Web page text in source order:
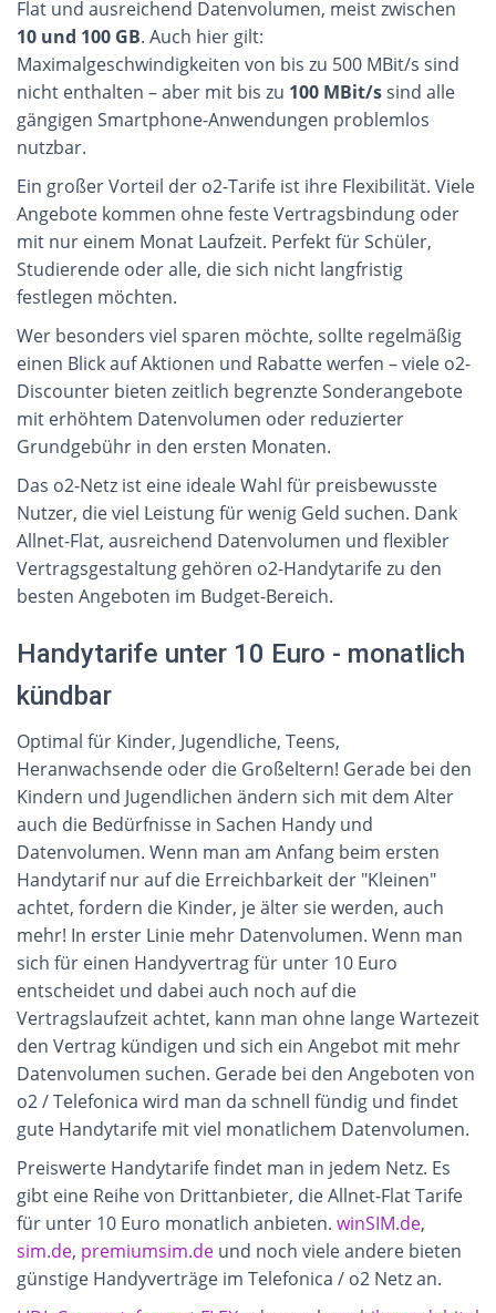
Flat und ausreichend Datenvolumen, meist zwischen
10 und 100 GB. Auch hier gilt:
Maximalgeschwindigkeiten von bis zu 500 MBit/s sind
nicht enthalten – aber mit bis zu 100 MBit/ssind alle
gängigen Smartphone-Anwendungen problemlos
nutzbar.
Ein großer Vorteil der o2-Tarife ist ihre Flexibilität. Viele
Angebote kommen ohne feste Vertragsbindung oder
mit nur einem Monat Laufzeit. Perfekt für Schüler,
Studierende oder alle, die sich nicht langfristig
festlegen möchten.
Wer besonders viel sparen möchte, sollte regelmäßig
einen Blick auf Aktionen und Rabatte werfen – viele o2-
Discounter bieten zeitlich begrenzte Sonderangebote
mit erhöhtem Datenvolumen oder reduzierter
Grundgebühr in den ersten Monaten.
Das o2-Netz ist eine ideale Wahl für preisbewusste
Nutzer, die viel Leistung für wenig Geld suchen. Dank
Allnet-Flat, ausreichend Datenvolumen und flexibler
Vertragsgestaltung gehören o2-Handytarife zu den
besten Angeboten im Budget-Bereich.
Handytarife unter 10 Euro - monatlich
kündbar
Optimal für Kinder, Jugendliche, Teens,
Heranwachsende oder die Großeltern! Gerade bei den
Kindern und Jugendlichen ändern sich mit dem Alter
auch die Bedürfnisse in Sachen Handy und
Datenvolumen. Wenn man am Anfang beim ersten
Handytarif nur auf die Erreichbarkeit der "Kleinen"
achtet, fordern die Kinder, je älter sie werden, auch
mehr! In erster Linie mehr Datenvolumen. Wenn man
sich für einen Handyvertrag für unter 10 Euro
entscheidet und dabei auch noch auf die
Vertragslaufzeit achtet, kann man ohne lange Wartezeit
den Vertrag kündigen und sich ein Angebot mit mehr
Datenvolumen suchen. Gerade bei den Angeboten von
o2 / Telefonica wird man da schnell fündig und findet
gute Handytarife mit viel monatlichem Datenvolumen.
Preiswerte Handytarife findet man in jedem Netz. Es
gibt eine Reihe von Drittanbieter, die Allnet-Flat Tarife
für unter 10 Euro monatlich anbieten. winSIM.de,
sim.de, premiumsim.de und noch viele andere bieten
günstige Handyverträge im Telefonica / o2 Netz an.